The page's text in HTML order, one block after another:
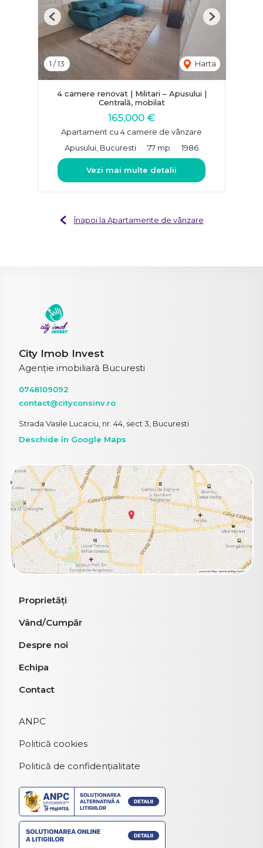
1 /13 Harta
Previous Next
4 camere renovat | Militari – Apusului |
Centrală, mobilat
165,000 €
Apartament cu 4 camere de vânzare
Apusului, Bucuresti
77 mp 1986
Vezi mai multe detalii
Înapoi la Apartamente de vânzare
City Imob Invest
Agenție imobiliară Bucuresti
0748109092
contact@cityconsinv.ro
Strada Vasile Lucaciu, nr. 44, sect 3, Bucuresti
Deschide în Google Maps
Proprietăți
Vând/Cumpăr
Despre noi
Echipa
Contact
ANPC
Politică cookies
Politică de confidențialitate